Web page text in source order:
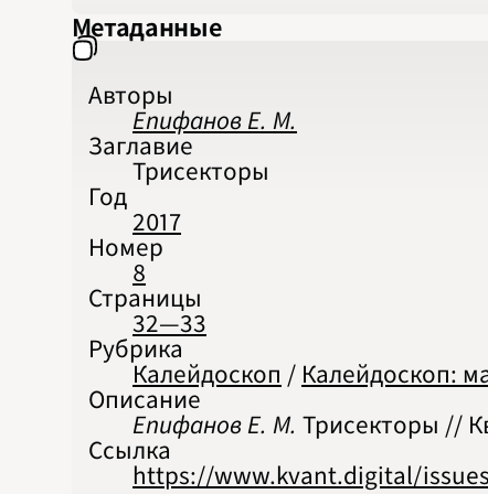
Метаданные
Авторы
Епифанов Е. М.
Заглавие
Трисекторы
Год
2017
Номер
8
Страницы
32—33
Рубрика
Калейдоскоп / Калейдоскоп:
Описание
Епифанов Е. М. Трисекторы //
Ссылка
https://www.kvant.digital/